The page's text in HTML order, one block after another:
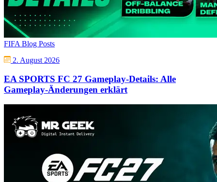
FIFA Blog Posts
2. August 2026
EA SPORTS FC 27 Gameplay-Details: Alle
Gameplay-Änderungen erklärt